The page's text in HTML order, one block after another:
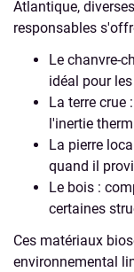
Atlantique,
responsables
Le chanvre-
idéal pour
La terre crue
l'inertie
La pierre
quand il
Le bois :
certaines
Ces matériaux
environnemental